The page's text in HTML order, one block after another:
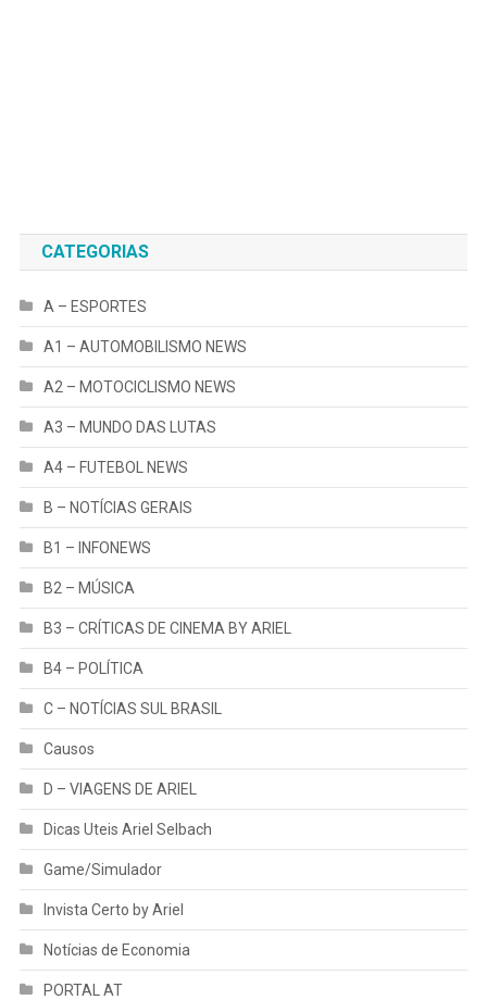
CATEGORIAS
A – ESPORTES
A1 – AUTOMOBILISMO NEWS
A2 – MOTOCICLISMO NEWS
A3 – MUNDO DAS LUTAS
A4 – FUTEBOL NEWS
B – NOTÍCIAS GERAIS
B1 – INFONEWS
B2 – MÚSICA
B3 – CRÍTICAS DE CINEMA BY ARIEL
B4 – POLÍTICA
C – NOTÍCIAS SUL BRASIL
Causos
D – VIAGENS DE ARIEL
Dicas Uteis Ariel Selbach
Game/Simulador
Invista Certo by Ariel
Notícias de Economia
PORTAL AT